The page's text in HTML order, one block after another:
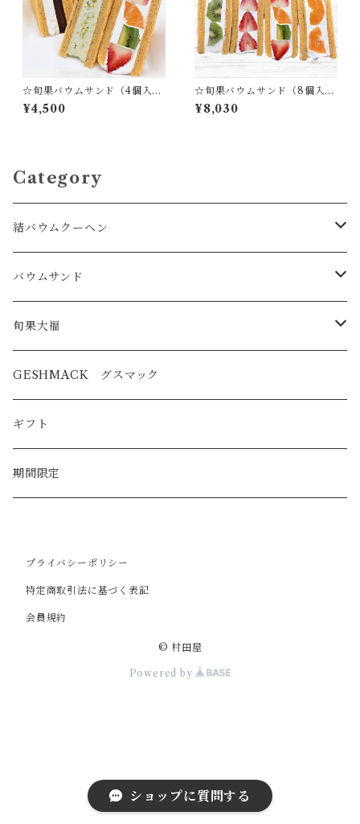
ショップに質問する
☆旬果バウムサンド（4個入
G）｜フルーツ×バウムの贅沢
サンド
¥4,500
☆旬果バウムサンド（8個入）
｜フルーツ×バウムの贅沢サン
ド
¥8,030
Category
結バウムクーヘン
結びのバウム（数字アレンジ可）
バウムクーヘンを使用したオリジナルスイーツ
バウムサンド
旬果大福とセット商品
旬果大福
旬果バウムサンドとセット商品
その他 和菓子
GESHMACK グスマック
ギフト
期間限定
プライバシーポリシー
特定商取引法に基づく表記
会員規約
© 村田屋
Powered by